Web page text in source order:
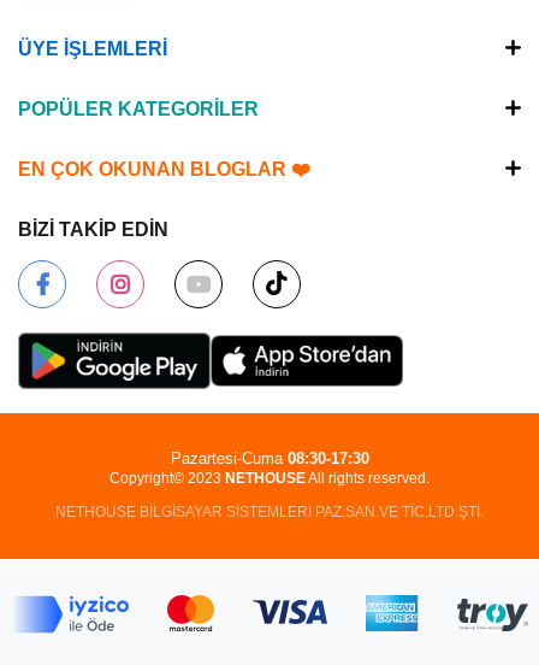
ÜYE İŞLEMLERİ
POPÜLER KATEGORİLER
EN ÇOK OKUNAN BLOGLAR ❤️
BİZİ TAKİP EDİN
Copyright© 2023 NETHOUSEAll rights reserved.
NETHOUSE BİLGİSAYAR SİSTEMLERİ PAZ.SAN.VE TİC.LTD.ŞTİ.
Pazartesi-Cuma 08:30-17:30